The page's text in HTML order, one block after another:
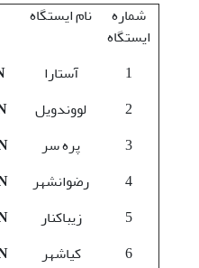
شماره
ایستگاه
نام ایستگاه
1 آستارا
2
لووندویل
3
پره سر
4
رضوانشهر
5
زیباکنار
6
کیاشهر